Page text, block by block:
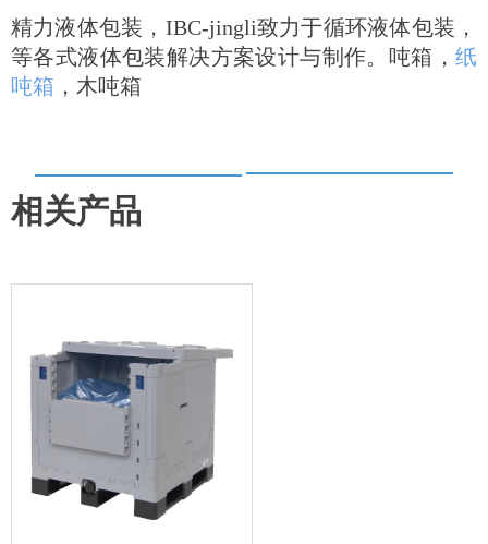
精力液体包装，IBC-jingli致力于循环液体包装，
等各式液体包装解决方案设计与制作。吨箱， 纸
吨箱 ，木吨箱
相关产品